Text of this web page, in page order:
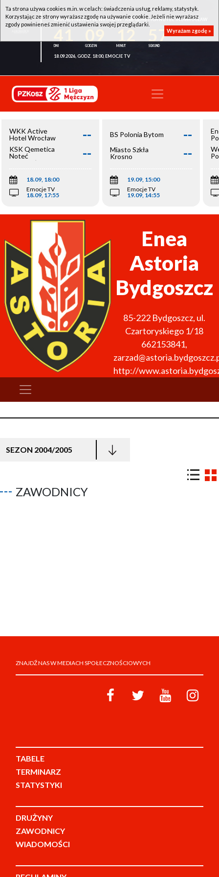
WKK ACTIVE HOTEL WROCŁAW - KSK QEMETICA NOTEĆ INOWROCŁAW
57
18.09.2026, GODZ. 18:00, EMOCJE TV
WKK Active
Hotel Wrocław
--
KSK Qemetica
Noteć
Inowrocław
--
18.09, 18:00
Emocje TV
18.09, 17:55
BS Polonia Bytom --
Miasto Szkła
Krosno
--
19.09, 15:00
Emocje TV
19.09, 14:55
Enea
Astoria
Bydgoszcz
85-222 Bydgoszcz, ul.
Czartoryskiego 1/18
662153841,
http://
SEZON 2004/2005
ZAWODNICY
ZNAJDŹ NAS W MEDIACH SPOŁECZNOŚCIOWYCH
TABELE
TERMINARZ
STATYSTYKI
DRUŻYNY
ZAWODNICY
WIADOMOŚCI
Ta strona używa cookies m.in. w celach: świadczenia usług, reklamy, statystyk.
Korzystając ze strony wyrażasz zgodę na używanie cookie. Jeżeli nie wyrażasz
zgody powinieneś zmienić ustawienia swojej przeglądarki.
Wyrażam zgodę »